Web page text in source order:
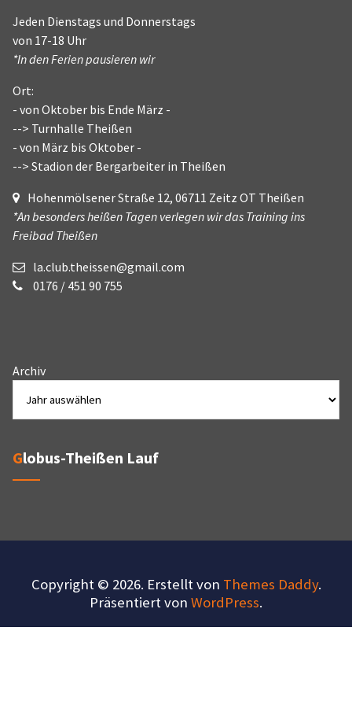
Jeden Dienstags und Donnerstags
von 17-18 Uhr
*In den Ferien pausieren wir
Ort:
- von Oktober bis Ende März -
--> Turnhalle Theißen
- von März bis Oktober -
--> Stadion der Bergarbeiter in Theißen
Hohenmölsener Straße 12, 06711 Zeitz OT Theißen
*An besonders heißen Tagen verlegen wir das Training ins
Freibad Theißen
la.club.theissen@gmail.com
0176 / 451 90 755
Archiv
Globus-Theißen Lauf
Copyright © 2026. Erstellt von Themes Daddy.
Präsentiert von WordPress.